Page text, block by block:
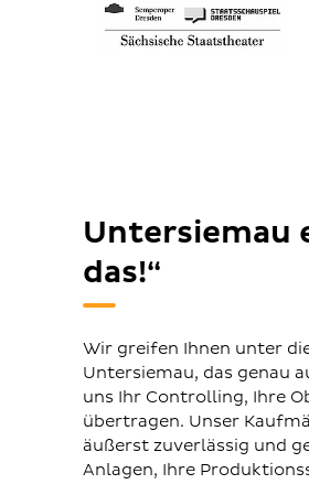
Untersiemau
das!“
Wir greifen Ihnen unter
Untersiemau, das genau
uns Ihr Controlling, Ihre
übertragen. Unser
äußerst zuverlässig und
Anlagen, Ihre